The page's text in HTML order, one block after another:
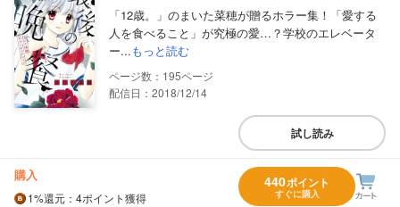
「12歳。」のまいた菜穂が贈るホラー集！「愛する
人を食べること」が究極の愛…？学校のエレベータ
ー...もっと読む
195
配信日：2018/12/14
試し読み
購入
1%還元 ：4ポイント獲得
440ポイント
すぐに購入